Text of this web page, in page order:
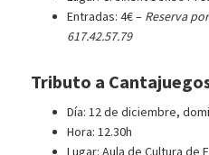
Entradas: 4€ – Reserva
617.42.57.79
Tributo a
Día: 12 de diciembre,
Hora: 12.30h
Lugar: Aula de Cultura de